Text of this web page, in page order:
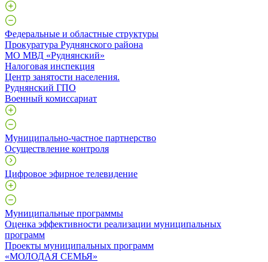
Федеральные и областные структуры
Прокуратура Руднянского района
МО МВД «Руднянский»
Налоговая инспекция
Центр занятости населения.
Руднянский ГПО
Военный комиссариат
Муниципально-частное партнерство
Осуществление контроля
Цифровое эфирное телевидение
Муниципальные программы
Оценка эффективности реализации муниципальных
программ
Проекты муниципальных программ
«МОЛОДАЯ СЕМЬЯ»